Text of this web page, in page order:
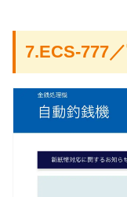
7.ECS-777